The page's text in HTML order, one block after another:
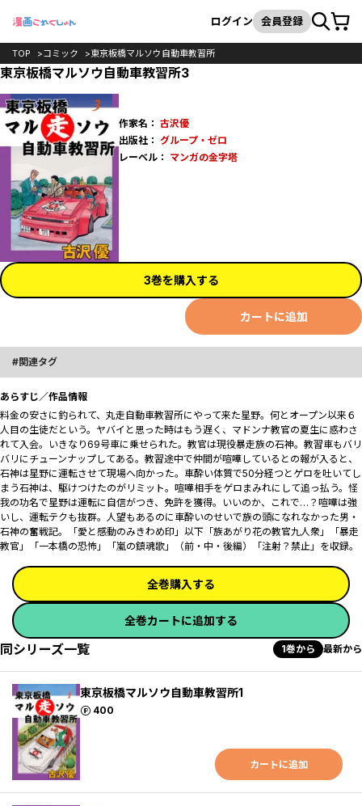
検索
ログイン 会員登録カート
TOP コミック 東京板橋マルソウ自動車教習所
東京板橋マルソウ自動車教習所3
作家名： 古沢優
出版社： グループ・ゼロ
レーベル： マンガの金字塔
3巻を購入する
カートに追加
関連タグ
あらすじ／作品情報
料金の安さに釣られて、丸走自動車教習所にやって来た星野。何とオープン以来６
人目の生徒だという。ヤバイと思った時はもう遅く、マドンナ教官の夏生に惑わさ
れて入会。いきなり69号車に乗せられた。教官は現役暴走族の石神。教習車もバリ
バリにチューンナップしてある。教習途中で仲間が喧嘩しているとの報が入ると、
石神は星野に運転させて現場へ向かった。車酔い体質で50分経つとゲロを吐いてし
まう石神は、駆けつけたのがリミット。喧嘩相手をゲロまみれにして追っ払う。怪
我の功名で星野は運転に自信がつき、免許を獲得。いいのか、これで…？喧嘩は強
いし、運転テクも抜群。人望もあるのに車酔いのせいで族の頭になれなかった男・
石神の奮戦記。「愛と感動のみきわめ印」以下「族あがり花の教官九人衆」「暴走
教官」「一本橋の恐怖」「嵐の鎮魂歌」（前・中・後編）「注射？禁止」を収録。
全巻購入する
全巻カートに追加する
同シリーズ一覧 1巻から 最新から
東京板橋マルソウ自動車教習所1
400
ポイント
カートに追加